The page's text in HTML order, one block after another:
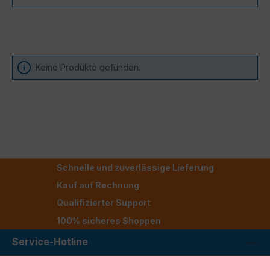
Keine Produkte gefunden.
Schnelle und zuverlässige Lieferung
Kauf auf Rechnung
Qualifizierter Support
100% sicheres Shoppen
Service-Hotline